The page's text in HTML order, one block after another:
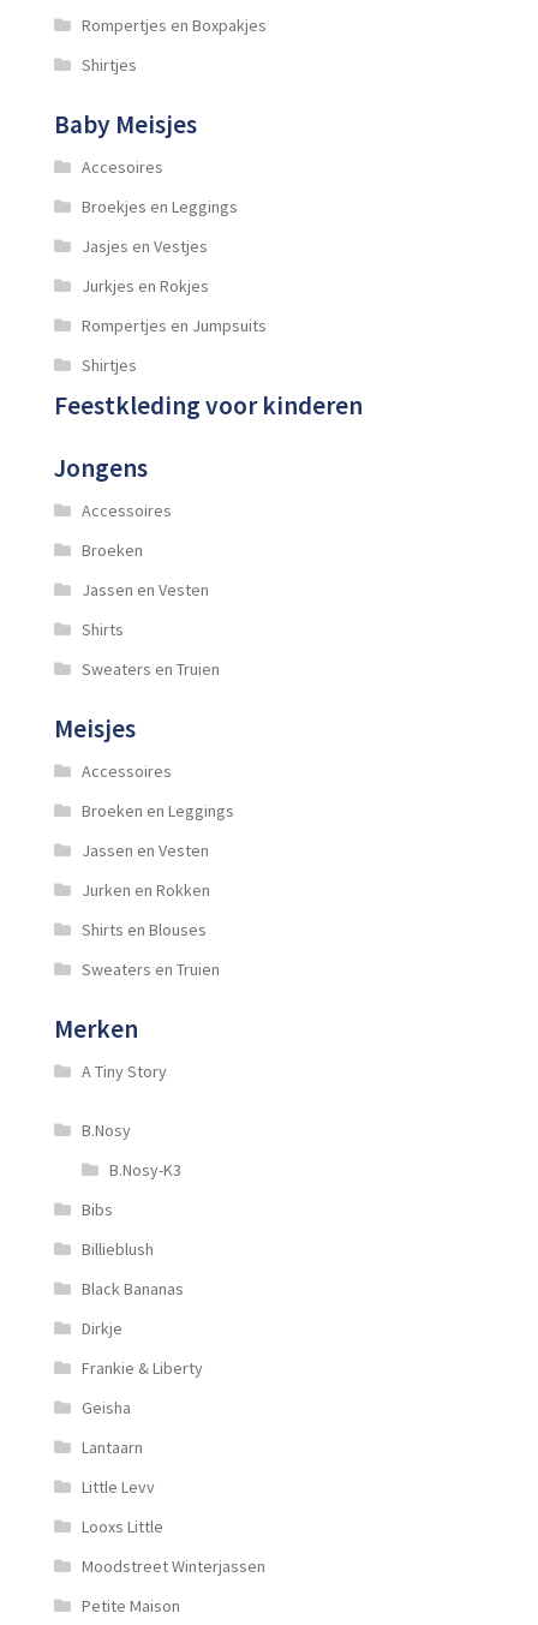
Rompertjes en Boxpakjes
Shirtjes
Baby Meisjes
Accesoires
Broekjes en Leggings
Jasjes en Vestjes
Jurkjes en Rokjes
Rompertjes en Jumpsuits
Shirtjes
Feestkleding voor kinderen
Jongens
Accessoires
Broeken
Jassen en Vesten
Shirts
Sweaters en Truien
Meisjes
Accessoires
Broeken en Leggings
Jassen en Vesten
Jurken en Rokken
Shirts en Blouses
Sweaters en Truien
Merken
A Tiny Story
B.Nosy
B.Nosy-K3
Bibs
Billieblush
Black Bananas
Dirkje
Frankie & Liberty
Geisha
Lantaarn
Little Levv
Looxs Little
Moodstreet Winterjassen
Petite Maison